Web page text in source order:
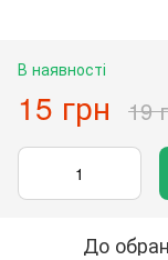
В наявності
15 грн 19
До